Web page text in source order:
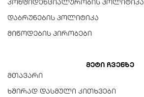
კონფიდენციალურობის პოლიტიკა
დაბრუნების პოლიტიკა
მიწოდების პირობები
მეტი ჩვენზე
მთავარი
ხშირად დასმული კითხვები